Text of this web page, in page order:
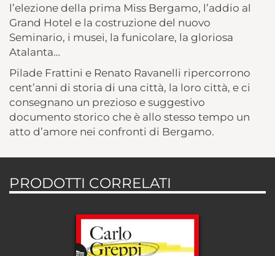
l’elezione della prima Miss Bergamo, l’addio al
Grand Hotel e la costruzione del nuovo
Seminario, i musei, la funicolare, la gloriosa
Atalanta…
Pilade Frattini e Renato Ravanelli ripercorrono
cent’anni di storia di una città, la loro città, e ci
consegnano un prezioso e suggestivo
documento storico che è allo stesso tempo un
atto d’amore nei confronti di Bergamo.
PRODOTTI CORRELATI